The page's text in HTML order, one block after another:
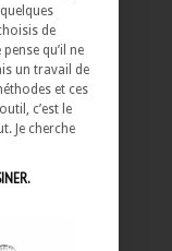
de
qu’il ne
un travail de
et ces
c’est le
Je cherche